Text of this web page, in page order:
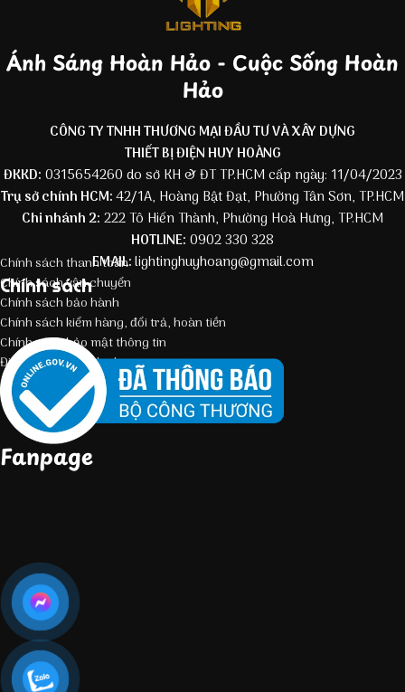
Ánh Sáng Hoàn Hảo - Cuộc Sống Hoàn
Hảo
CÔNG TY TNHH THƯƠNG MẠI ĐẦU TƯ VÀ XÂY DỰNG
THIẾT BỊ ĐIỆN HUY HOÀNG
ĐKKD: 0315654260 do sở KH & ĐT TP.HCM cấp ngày: 11/04/2023
Trụ sở chính HCM:42/1A, Hoàng Bật Đạt, Phường Tân Sơn, TP.HCM
Chi nhánh 2: 222 Tô Hiến Thành, Phường Hoà Hưng, TP.HCM
HOTLINE: 0902 330 328
EMAIL:lightinghuyhoang@gmail.com
Chính sách
Chính sách thanh toán
Chính sách vận chuyển
Chính sách bảo hành
Chính sách kiểm hàng, đổi trả, hoàn tiền
Chính sách bảo mật thông tin
Điều kiện giao dịch chung
Fanpage